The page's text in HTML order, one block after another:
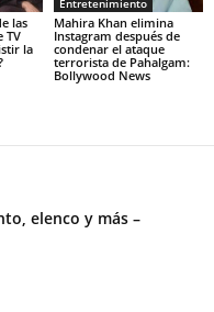
las
TV
la
Entretenimiento
Mahira Khan elimina
Instagram después de
condenar el ataque
terrorista de Pahalgam:
Bollywood News
elenco y más –